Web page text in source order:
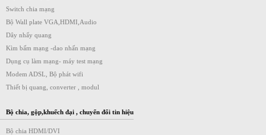
Switch chia mạng
Bộ Wall plate VGA,HDMI,Audio
Dây nhẩy quang
Kìm bấm mạng -dao nhấn mạng
Dụng cụ làm mạng- máy test mạng
Modem ADSL, Bộ phát wifi
Thiết bị quang, converter , modul
Bộ chia, gộp,khuếch đại , chuyển đổi tin hiệu
Bộ chia HDMI/DVI